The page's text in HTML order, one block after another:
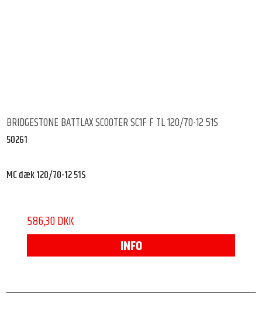
BRIDGESTONE BATTLAX SCOOTER SC1F F TL 120/70-12 51S
50261
MC dæk 120/70-12 51S
586,30 DKK
INFO